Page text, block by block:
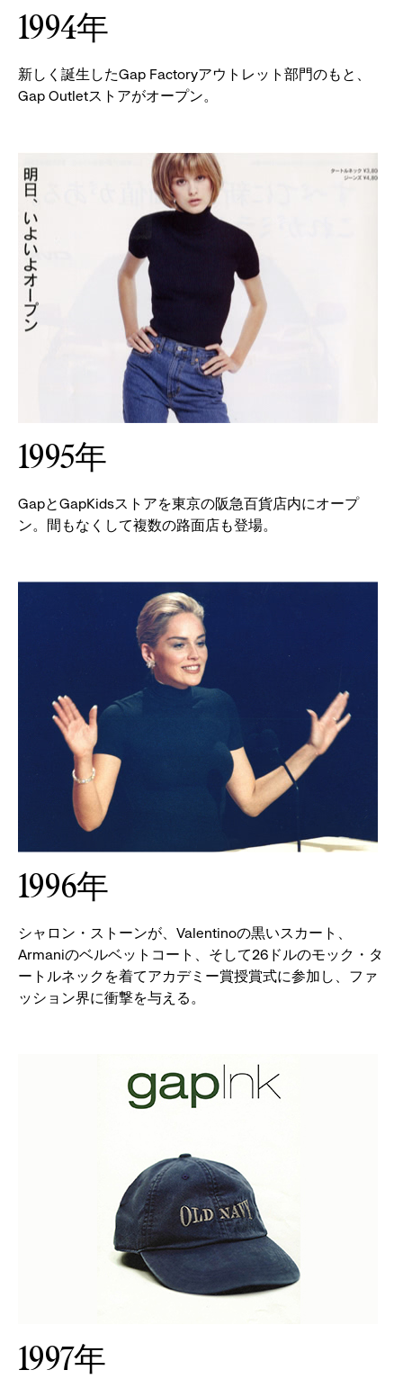
1994年
新しく誕生したGap Factoryアウトレット部門のもと、
Gap Outletストアがオープン。
1995年
GapとGapKidsストアを東京の阪急百貨店内にオープ
ン。間もなくして複数の路面店も登場。
1996年
シャロン・ストーンが、Valentinoの黒いスカート、
Armaniのベルベットコート、そして26ドルのモック・タ
ートルネックを着てアカデミー賞授賞式に参加し、ファ
ッション界に衝撃を与える。
1997年